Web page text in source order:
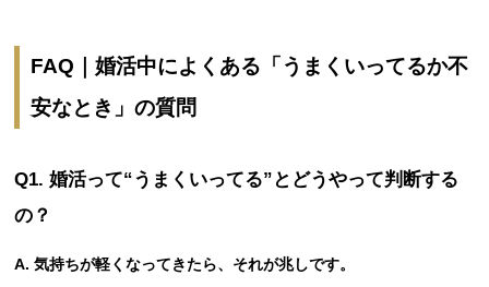
FAQ｜婚活中によくある「うまくいってるか不
安なとき」の質問
Q1. 婚活って“うまくいってる”とどうやって判断する
の？
A. 気持ちが軽くなってきたら、それが兆しです。